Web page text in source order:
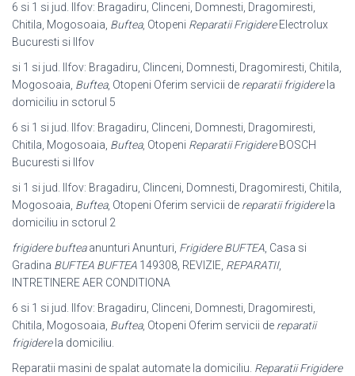
6 si 1 si jud. Ilfov: Bragadiru, Clinceni, Domnesti, Dragomiresti,
Chitila, Mogosoaia, Buftea, Otopeni Reparatii FrigidereElectrolux
Bucuresti si Ilfov
si 1 si jud. Ilfov: Bragadiru, Clinceni, Domnesti, Dragomiresti, Chitila,
Mogosoaia, Buftea, Otopeni Oferim servicii de reparatii frigiderela
domiciliu in sctorul 5
6 si 1 si jud. Ilfov: Bragadiru, Clinceni, Domnesti, Dragomiresti,
Chitila, Mogosoaia, Buftea, Otopeni Reparatii FrigidereBOSCH
Bucuresti si Ilfov
si 1 si jud. Ilfov: Bragadiru, Clinceni, Domnesti, Dragomiresti, Chitila,
Mogosoaia, Buftea, Otopeni Oferim servicii de reparatii frigiderela
domiciliu in sctorul 2
frigidere bufteaanunturi Anunturi, Frigidere BUFTEA, Casa si
Gradina BUFTEA BUFTEA 149308, REVIZIE, REPARATII,
INTRETINERE AER CONDITIONA
6 si 1 si jud. Ilfov: Bragadiru, Clinceni, Domnesti, Dragomiresti,
Chitila, Mogosoaia, Buftea, Otopeni Oferim servicii de reparatii
frigiderela domiciliu.
Reparatii masini de spalat automate la domiciliu. Reparatii Frigidere